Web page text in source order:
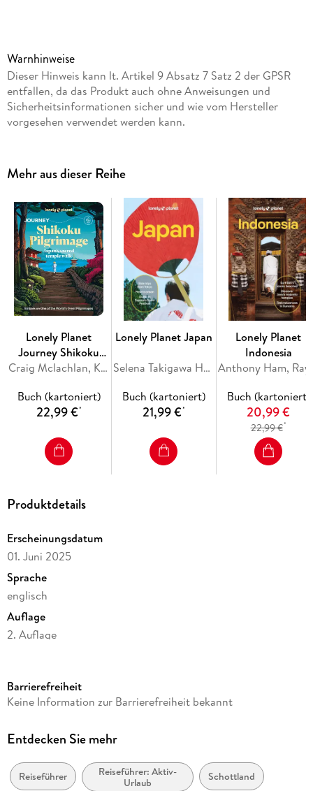
Warnhinweise
Dieser Hinweis kann lt. Artikel 9 Absatz 7 Satz 2 der GPSR
entfallen, da das Produkt auch ohne Anweisungen und
Sicherheitsinformationen sicher und wie vom Hersteller
vorgesehen verwendet werden kann.
Mehr aus dieser Reihe
Lonely Planet
Journey Shikoku
Pilgrimage
Craig Mclachlan, Kim Kahan, Jessica Korteman, Rie Miyoshi, Kathryn Wortley
Buch (kartoniert)
22,99 €*
Lonely Planet Japan
Selena Takigawa Hoy, Ray Bartlett, Rob Goss, Felicity Hughes, Jessica Korteman
Buch (kartoniert)
21,99 €*
Lonely Planet
Indonesia
Buch (kartoniert)
20,99 €
22,99 €*
Produktdetails
Erscheinungsdatum
01. Juni 2025
Sprache
englisch
Auflage
2. Auflage
Reihe
Autor/Autorin
Mike Maceacheran
Barrierefreiheit
Keine Information zur Barrierefreiheit bekannt
Entdecken Sie mehr
Reiseführer
Reiseführer: Aktiv-
Urlaub
Schottland